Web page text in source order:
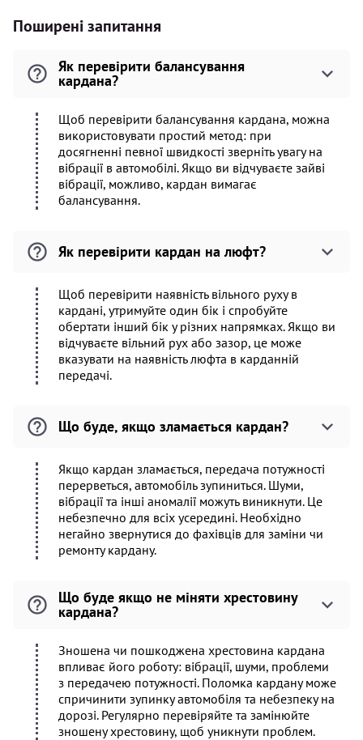
Поширені запитання
Як перевірити балансування
кардана?
Щоб перевірити балансування кардана, можна
використовувати простий метод: при
досягненні певної швидкості зверніть увагу на
вібрації в автомобілі. Якщо ви відчуваєте зайві
вібрації, можливо, кардан вимагає
балансування.
Як перевірити кардан на люфт?
Щоб перевірити наявність вільного руху в
кардані, утримуйте один бік і спробуйте
обертати інший бік у різних напрямках. Якщо ви
відчуваєте вільний рух або зазор, це може
вказувати на наявність люфта в карданній
передачі.
Що буде, якщо зламається кардан?
Якщо кардан зламається, передача потужності
перерветься, автомобіль зупиниться. Шуми,
вібрації та інші аномалії можуть виникнути. Це
небезпечно для всіх усередині. Необхідно
негайно звернутися до фахівців для заміни чи
ремонту кардану.
Що буде якщо не міняти хрестовину
кардана?
Зношена чи пошкоджена хрестовина кардана
впливає його роботу: вібрації, шуми, проблеми
з передачею потужності. Поломка кардану може
спричинити зупинку автомобіля та небезпеку на
дорозі. Регулярно перевіряйте та замінюйте
зношену хрестовину, щоб уникнути проблем.